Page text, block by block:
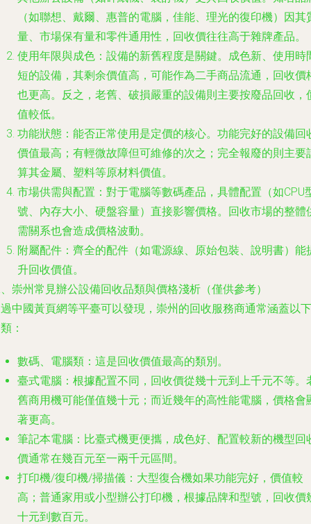
（如聯想、戴爾、惠普的電腦，佳能、理光的復印機）因其
量、市場保有量和零件通用性，回收價往往高于雜牌產品。
使用年限與成色 ：設備的新舊程度是關鍵。成色新、使用時
短的設備，其剩余價值高，可能作為二手商品流通，回收價
也更高。反之，老舊、破損嚴重的設備則主要按廢品回收，
值較低。
功能狀態 ：能否正常使用是定價的核心。功能完好的設備回
價值最高；有輕微故障但可維修的次之；完全報廢的則主要
算其金屬、塑料等原材料價值。
市場供需與配置 ：對于電腦等數碼產品，具體配置（如CPU
號、內存大小、硬盤容量）直接影響價格。回收市場的整體
需關系也會造成價格波動。
附屬配件 ：齊全的配件（如電源線、原始包裝、說明書）能
升回收價值。
崇州常見辦公設備回收品類與價格淺析（僅供參考）
中國黃頁網等平臺可以發現，崇州的回收服務商通常涵蓋以下
：
數碼、電腦類 ：這是回收價值最高的類別。
臺式電腦：根據配置不同，回收價從幾十元到上千元不等。
舊商用機可能僅值幾十元；而近幾年的高性能電腦，價格會
著更高。
筆記本電腦：比臺式機更便攜，成色好、配置較新的機型回
價通常在幾百元至一兩千元區間。
打印機/復印機/掃描儀：大型復合機如果功能完好，價值較
高；普通家用或小型辦公打印機，根據品牌和型號，回收價
十元到數百元。